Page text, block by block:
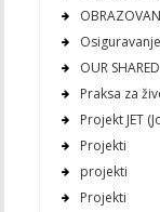
OUR
Praksa za
Projekt JET
Projekti
projekti
Projekti